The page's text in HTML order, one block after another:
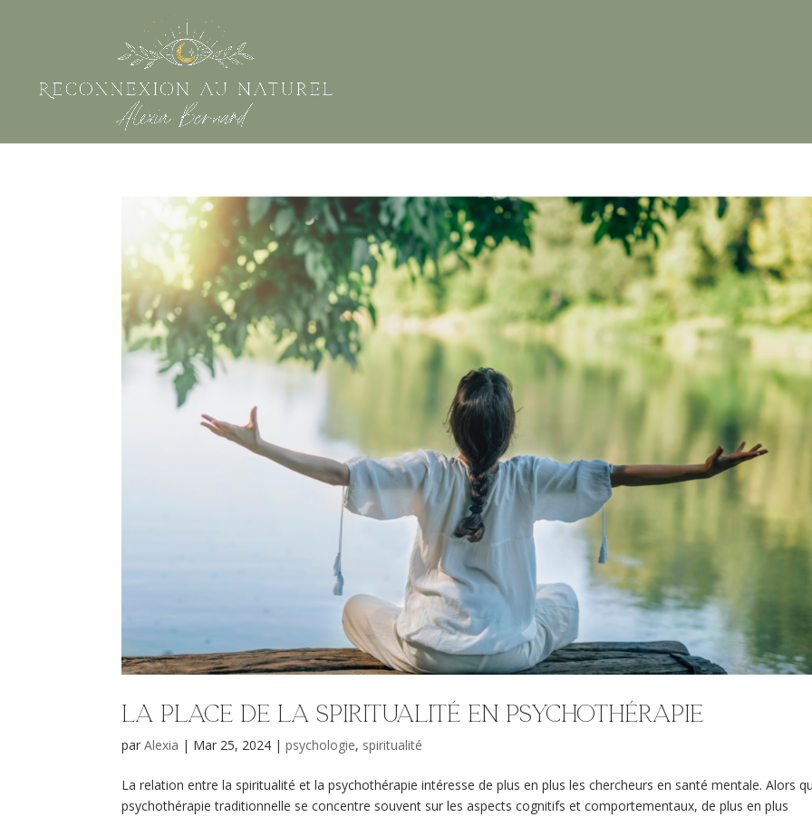
La place de la spiritualité en psychothérapie
parAlexia | Mar 25, 2024 |psychologie, spiritualité
La relation entre la spiritualité et la psychothérapie intéresse de plus en plus les chercheurs en santé mentale. Alors
psychothérapie traditionnelle se concentre souvent sur les aspects cognitifs et comportementaux, de plus en plus